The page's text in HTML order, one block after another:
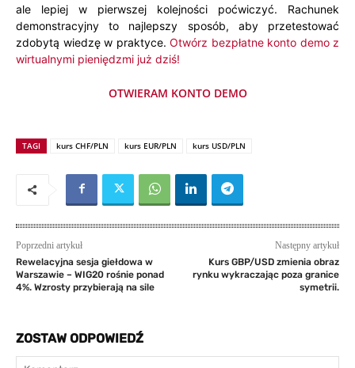
ale lepiej w pierwszej kolejności poćwiczyć. Rachunek
demonstracyjny to najlepszy sposób, aby przetestować
zdobytą wiedzę w praktyce. Otwórz bezpłatne konto demo z
wirtualnymi pieniędzmi już dziś!
OTWIERAM KONTO DEMO
TAGI kurs CHF/PLN kurs EUR/PLN kurs USD/PLN
Poprzedni artykuł
Rewelacyjna sesja giełdowa w
Warszawie – WIG20 rośnie ponad
4%. Wzrosty przybierają na sile
Następny artykuł
Kurs GBP/USD zmienia obraz
rynku wykraczając poza granice
symetrii.
ZOSTAW ODPOWIEDŹ